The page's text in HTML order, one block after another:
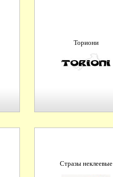
Ториони
Стразы неклеевые